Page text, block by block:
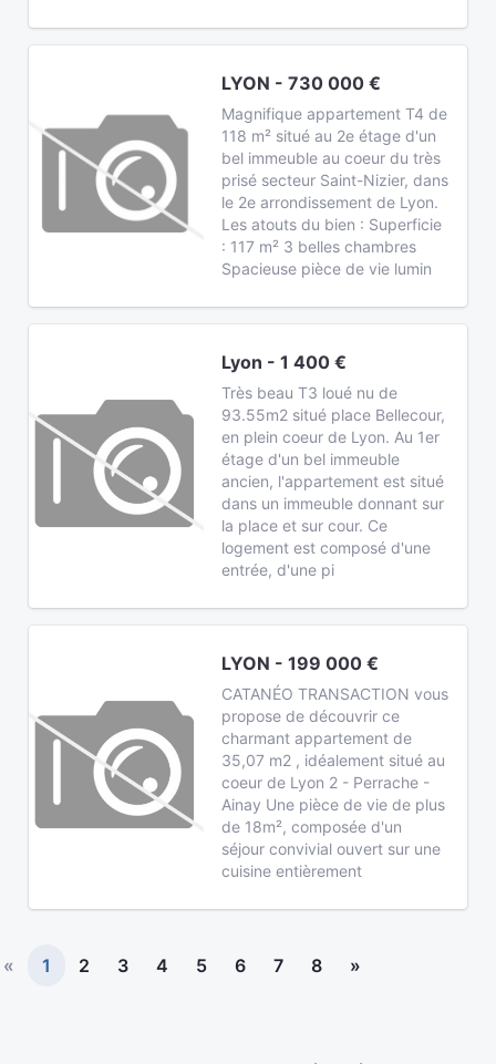
LYON - 730 000 €
Magnifique appartement T4 de
118 m² situé au 2e étage d'un
bel immeuble au coeur du très
prisé secteur Saint-Nizier, dans
le 2e arrondissement de Lyon.
Les atouts du bien : Superficie
: 117 m² 3 belles chambres
Spacieuse pièce de vie lumin
Lyon - 1 400 €
Très beau T3 loué nu de
93.55m2 situé place Bellecour,
en plein coeur de Lyon. Au 1er
étage d'un bel immeuble
ancien, l'appartement est situé
dans un immeuble donnant sur
la place et sur cour. Ce
logement est composé d'une
entrée, d'une pi
LYON - 199 000 €
CATANÉO TRANSACTION vous
propose de découvrir ce
charmant appartement de
35,07 m2 , idéalement situé au
coeur de Lyon 2 - Perrache -
Ainay Une pièce de vie de plus
de 18m², composée d'un
séjour convivial ouvert sur une
cuisine entièrement
« 1 2 3 4 5 6 7 8 »